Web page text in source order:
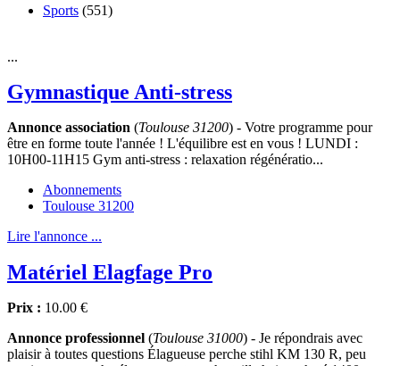
Sports (551)
...
Gymnastique Anti-stress
Annonce association (Toulouse 31200) - Votre programme pour
être en forme toute l'année ! L'équilibre est en vous ! LUNDI :
10H00-11H15 Gym anti-stress : relaxation régénératio...
Abonnements
Toulouse 31200
Lire l'annonce ...
Matériel Elagfage Pro
Prix : 10.00 €
Annonce professionnel (Toulouse 31000) - Je répondrais avec
plaisir à toutes questions Élagueuse perche stihl KM 130 R, peu